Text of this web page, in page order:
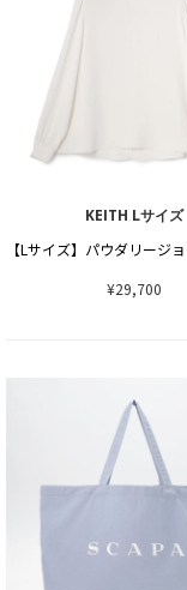
KEITH Lサイズ
¥29,700